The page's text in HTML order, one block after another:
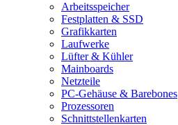
Arbeitsspeicher
Festplatten & SSD
Grafikkarten
Laufwerke
Lüfter & Kühler
Mainboards
Netzteile
PC-Gehäuse & Barebones
Prozessoren
Schnittstellenkarten